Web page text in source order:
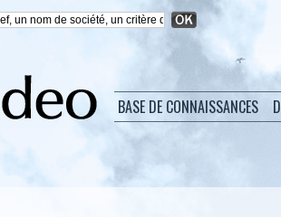
BASE DE CONNAISSANCES